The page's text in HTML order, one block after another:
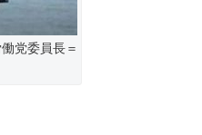
党委員長＝